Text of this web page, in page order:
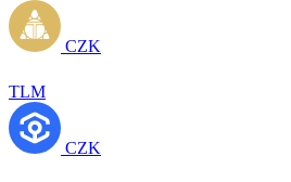
CZK
TLM
CZK